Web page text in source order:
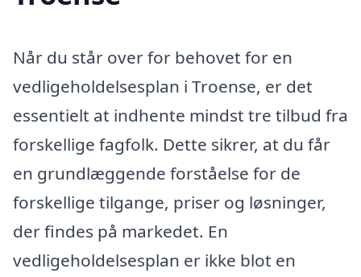
Når du står over for behovet for en
vedligeholdelsesplan i Troense, er det
essentielt at indhente mindst tre tilbud fra
forskellige fagfolk. Dette sikrer, at du får
en grundlæggende forståelse for de
forskellige tilgange, priser og løsninger,
der findes på markedet. En
vedligeholdelsesplan er ikke blot en